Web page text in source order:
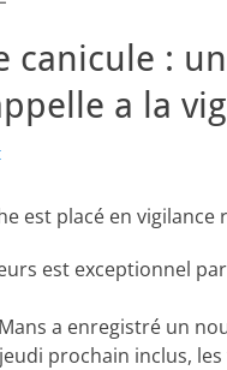
canicule :
a la
est placé en
est exceptionnel
a enregistré un
jeudi prochain inclus,